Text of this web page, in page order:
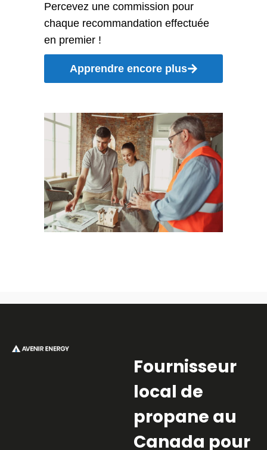
Percevez une commission pour
chaque recommandation effectuée
en premier !
Apprendre encore plus
Fournisseur
local de
propane au
Canada pour